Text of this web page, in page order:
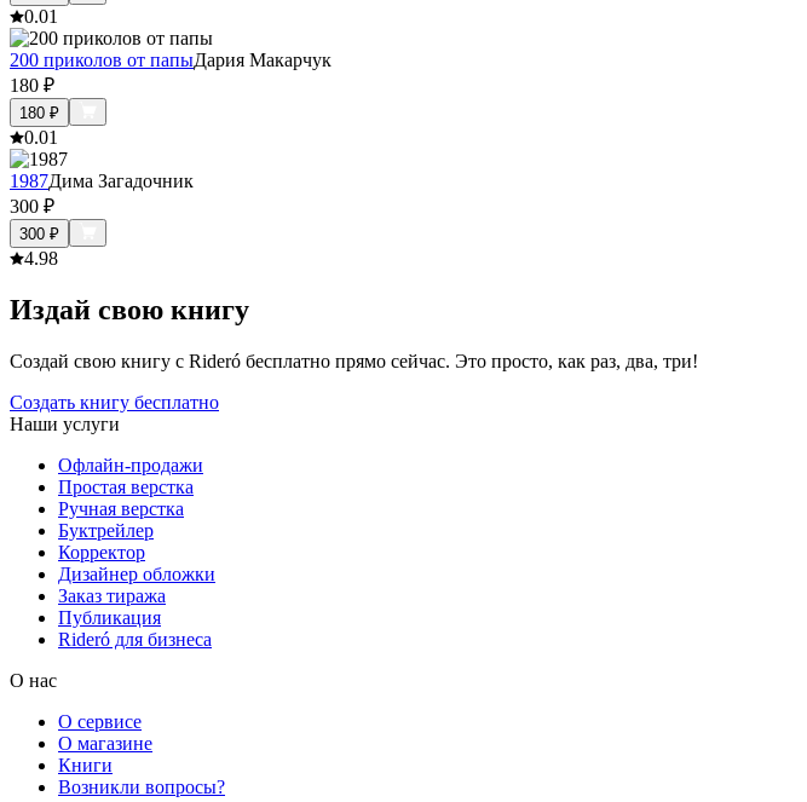
0.01
200 приколов от папыДария Макарчук
180 ₽
180 ₽
0.01
1987Дима Загадочник
300 ₽
300 ₽
4.98
Издай свою книгу
Создай свою книгу с Rideró бесплатно прямо сейчас. Это просто, как раз, два, три!
Создать книгу бесплатно
Наши услуги
Офлайн-продажи
Простая верстка
Ручная верстка
Буктрейлер
Корректор
Дизайнер обложки
Заказ тиража
Публикация
Rideró для бизнеса
О нас
О сервисе
О магазине
Книги
Возникли вопросы?